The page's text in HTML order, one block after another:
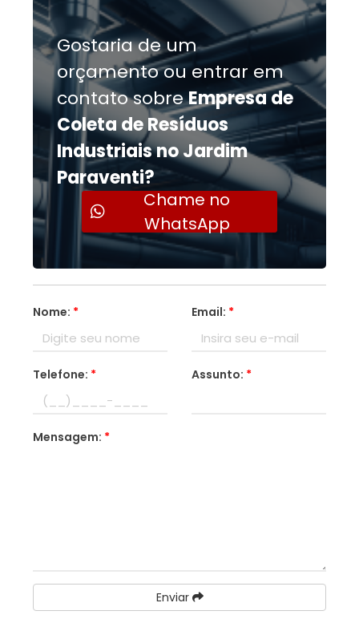
Gostaria de um
orçamento ou entrar em
contato sobreEmpresa de
Coleta de Resíduos
Industriais no Jardim
Paraventi?
Chame no
WhatsApp
Nome: * Email: *
Telefone: * Assunto: *
Mensagem: *
Enviar